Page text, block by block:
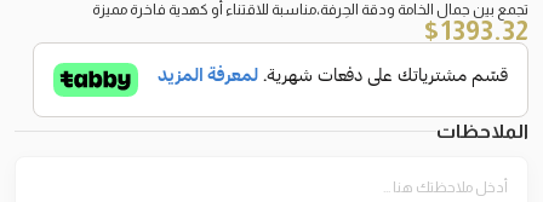
تجمع بين جمال الخامة ودقة الحِرفة،مناسبة للاقتناء أو كهدية فاخرة مميزة
1393.32
$
الملاحظات